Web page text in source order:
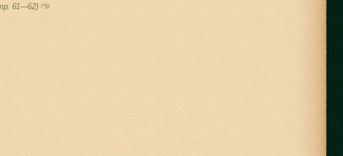
61—62)